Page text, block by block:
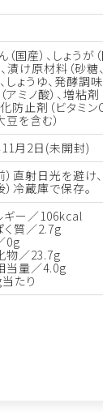
（国産）、しょうが
、漬け原材料（砂
しょうゆ、発酵調
アミノ酸）、増粘
化防止剤（ビタミン
豆を含む）
月2日(未開封)
）直射日光を避け
）冷蔵庫で保存。
ギー／106kcal
く質／2.7g
0g
物／23.7g
当量／4.0g
たり